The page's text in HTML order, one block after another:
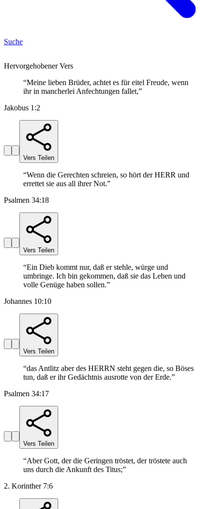
Suche
Hervorgehobener Vers
“Meine lieben Brüder, achtet es für eitel Freude, wenn
ihr in mancherlei Anfechtungen fallet,”
Jakobus 1:2
Vers Teilen
“Wenn die Gerechten schreien, so hört der HERR und
errettet sie aus all ihrer Not.”
Psalmen 34:18
Vers Teilen
“Ein Dieb kommt nur, daß er stehle, würge und
umbringe. Ich bin gekommen, daß sie das Leben und
volle Genüge haben sollen.”
Johannes 10:10
Vers Teilen
“das Antlitz aber des HERRN steht gegen die, so Böses
tun, daß er ihr Gedächtnis ausrotte von der Erde.”
Psalmen 34:17
Vers Teilen
“Aber Gott, der die Geringen tröstet, der tröstete auch
uns durch die Ankunft des Titus;”
2. Korinther 7:6